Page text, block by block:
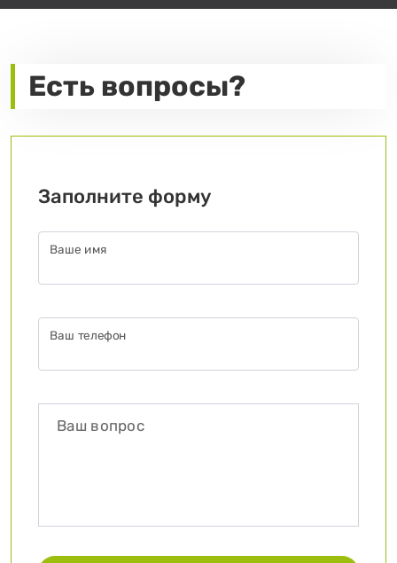
Есть вопросы?
Заполните форму
Ваше имя
Ваш телефон